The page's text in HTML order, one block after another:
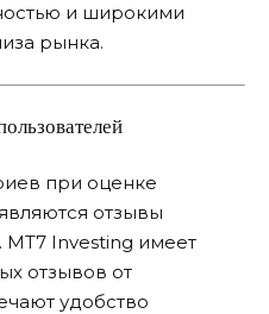
и широкими
рынка.
при оценке
отзывы
MT7 Investing имеет
отзывов от
удобство